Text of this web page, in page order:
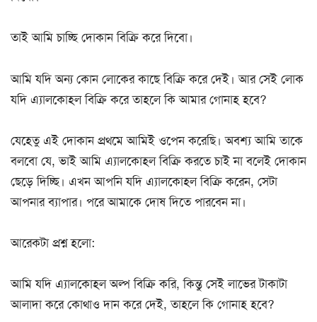
তাই আমি চাচ্ছি দোকান বিক্রি করে দিবো।
আমি যদি অন্য কোন লোকের কাছে বিক্রি করে দেই। আর সেই লোক
যদি এ্যালকোহল বিক্রি করে তাহলে কি আমার গোনাহ হবে?
যেহেতু এই দোকান প্রথমে আমিই ওপেন করেছি। অবশ্য আমি তাকে
বলবো যে, ভাই আমি এ্যালকোহল বিক্রি করতে চাই না বলেই দোকান
ছেড়ে দিচ্ছি। এখন আপনি যদি এ্যালকোহল বিক্রি করেন, সেটা
আপনার ব্যাপার। পরে আমাকে দোষ দিতে পারবেন না।
আরেকটা প্রশ্ন হলো:
আমি যদি এ্যালকোহল অল্প বিক্রি করি, কিন্তু সেই লাভের টাকাটা
আলাদা করে কোথাও দান করে দেই, তাহলে কি গোনাহ হবে?